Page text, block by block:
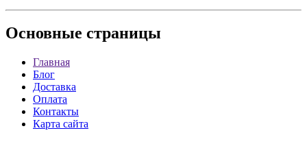
Основные страницы
Главная
Блог
Доставка
Оплата
Контакты
Карта сайта